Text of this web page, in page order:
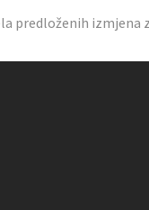
predloženih izmjena